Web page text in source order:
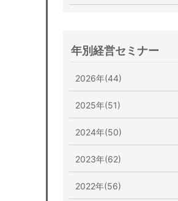
年別経営セミナー
2026年(44)
2025年(51)
2024年(50)
2023年(62)
2022年(56)